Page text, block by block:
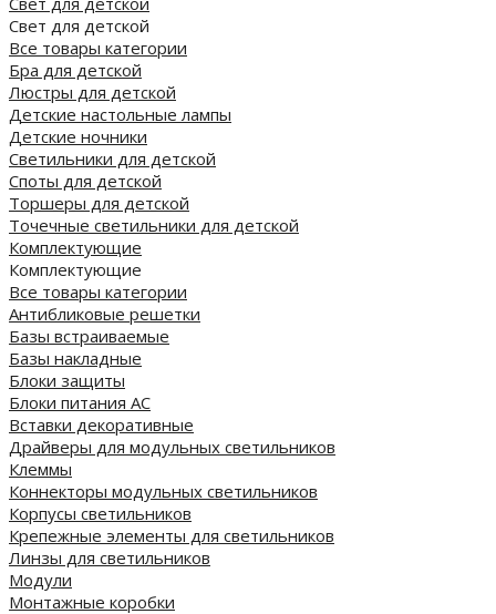
Свет для детской
Все товары категории
Бра для детской
Люстры для детской
Детские настольные лампы
Детские ночники
Светильники для детской
Споты для детской
Торшеры для детской
Точечные светильники для детской
Комплектующие
Комплектующие
Все товары категории
Антибликовые решетки
Базы встраиваемые
Базы накладные
Блоки защиты
Блоки питания AC
Вставки декоративные
Драйверы для модульных светильников
Клеммы
Коннекторы модульных светильников
Корпусы светильников
Крепежные элементы для светильников
Линзы для светильников
Модули
Монтажные коробки